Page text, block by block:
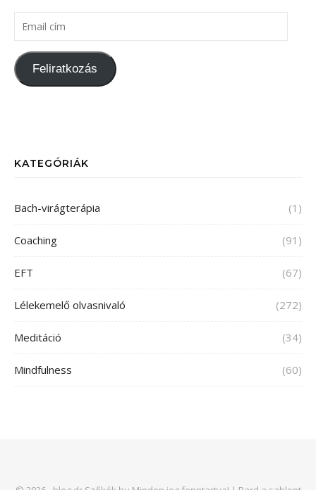
Feliratkozás
KATEGÓRIÁK
Bach-virágterápia (1)
Coaching (91)
EFT (67)
Lélekemelő olvasnivaló (272)
Meditáció (34)
Mindfulness (60)